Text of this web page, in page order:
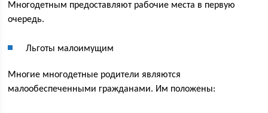
Многодетным предоставляют рабочие места в первую
очередь.
Льготы малоимущим
Многие многодетные родители являются
малообеспеченными гражданами. Им положены: